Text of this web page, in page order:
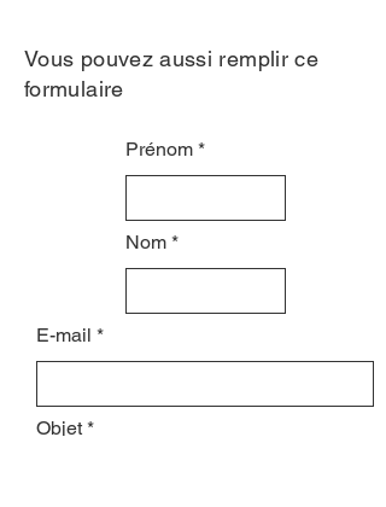
Vous pouvez aussi remplir ce
formulaire
Prénom
Nom
E-mail
Objet